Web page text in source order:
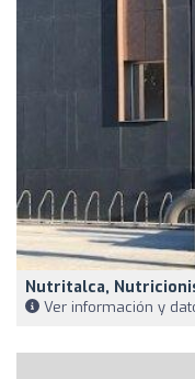
Nutritalca,
Ver información y